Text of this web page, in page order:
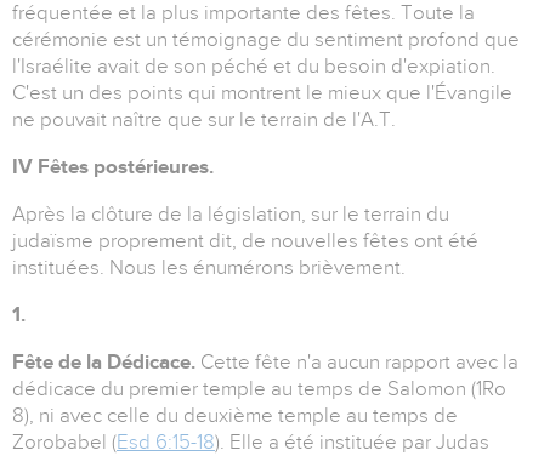
fréquentée et la plus importante des fêtes. Toute la
cérémonie est un témoignage du sentiment profond que
l'Israélite avait de son péché et du besoin d'expiation.
C'est un des points qui montrent le mieux que l'Évangile
ne pouvait naître que sur le terrain de l'A.T.
IV Fêtes postérieures.
Après la clôture de la législation, sur le terrain du
judaïsme proprement dit, de nouvelles fêtes ont été
instituées. Nous les énumérons brièvement.
1.
Fête de la Dédicace. Cette fête n'a aucun rapport avec la
dédicace du premier temple au temps de Salomon (1Ro
8), ni avec celle du deuxième temple au temps de
Zorobabel (Esd 6:15-18). Elle a été instituée par Judas